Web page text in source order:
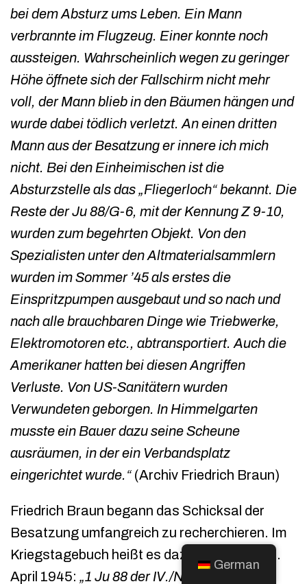
bei dem Absturz ums Leben. Ein Mann
verbrannte im Flugzeug. Einer konnte noch
aussteigen. Wahrscheinlich wegen zu geringer
Höhe öffnete sich der Fallschirm nicht mehr
voll, der Mann blieb in den Bäumen hängen und
wurde dabei tödlich verletzt. An einen dritten
Mann aus der Besatzung er innere ich mich
nicht. Bei den Einheimischen ist die
Absturzstelle als das „Fliegerloch“ bekannt. Die
Reste der Ju 88/G-6, mit der Kennung Z 9-10,
wurden zum begehrten Objekt. Von den
Spezialisten unter den Altmaterialsammlern
wurden im Sommer ’45 als erstes die
Einspritzpumpen ausgebaut und so nach und
nach alle brauchbaren Dinge wie Triebwerke,
Elektromotoren etc., abtransportiert. Auch die
Amerikaner hatten bei diesen Angriffen
Verluste. Von US-Sanitätern wurden
Verwundeten geborgen. In Himmelgarten
musste ein Bauer dazu seine Scheune
ausräumen, in der ein Verbandsplatz
eingerichtet wurde.“(Archiv Friedrich Braun)
Friedrich Braun begann das Schicksal der
Besatzung umfangreich zu recherchieren. Im
Kriegstagebuch heißt es dazu unter dem 24.
April 1945: „1 Ju 88 der IV./NJG 6 mit
German